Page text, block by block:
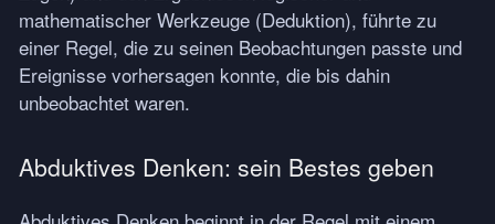
mathematischer Werkzeuge (Deduktion), führte zu
einer Regel, die zu seinen Beobachtungen passte und
Ereignisse vorhersagen konnte, die bis dahin
unbeobachtet waren.
Abduktives Denken: sein Bestes geben